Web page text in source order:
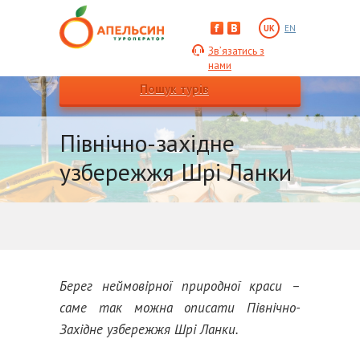
Зв’язатись з
нами
UK EN
Пошук турів
Північно-західне
узбережжя Шрі Ланки
Берег неймовірної природної краси –
саме так можна описати Північно-
Західне узбережжя Шрі Ланки.